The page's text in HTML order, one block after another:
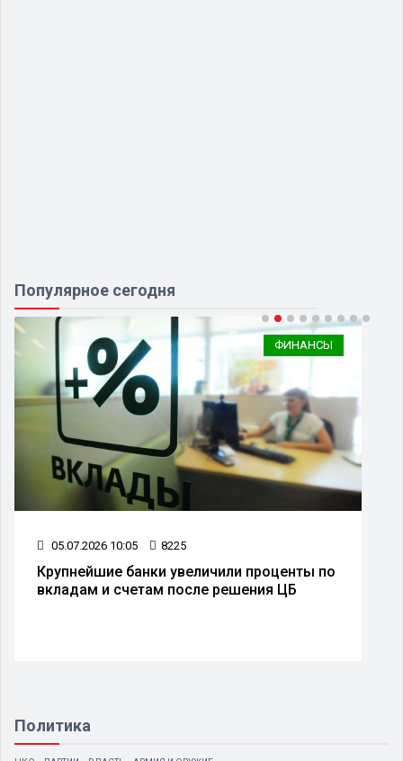
Популярное сегодня
ФИНАНСЫ
05.07.2026 10:05 8225
Крупнейшие банки увеличили проценты по
вкладам и счетам после решения ЦБ
Политика